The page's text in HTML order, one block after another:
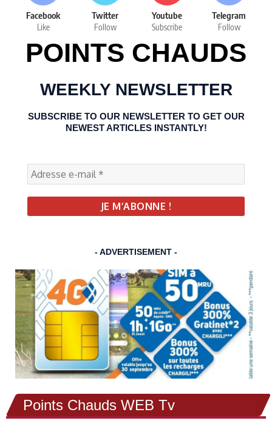
Facebook
Like
Twitter
Follow
Youtube
Subscribe
Telegram
Follow
POINTS CHAUDS
WEEKLY NEWSLETTER
SUBSCRIBE TO OUR NEWSLETTER TO GET OUR
NEWEST ARTICLES INSTANTLY!
- ADVERTISEMENT -
Points Chauds WEB Tv